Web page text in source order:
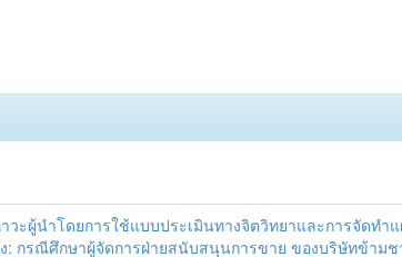
วะผู้นำโดยการใช้แบบประเมินทางจิตวิทยาและการจัดทำ
: กรณีศึกษาผู้จัดการฝ่ายสนับสนุนการขาย ของบริษัทข้ามช